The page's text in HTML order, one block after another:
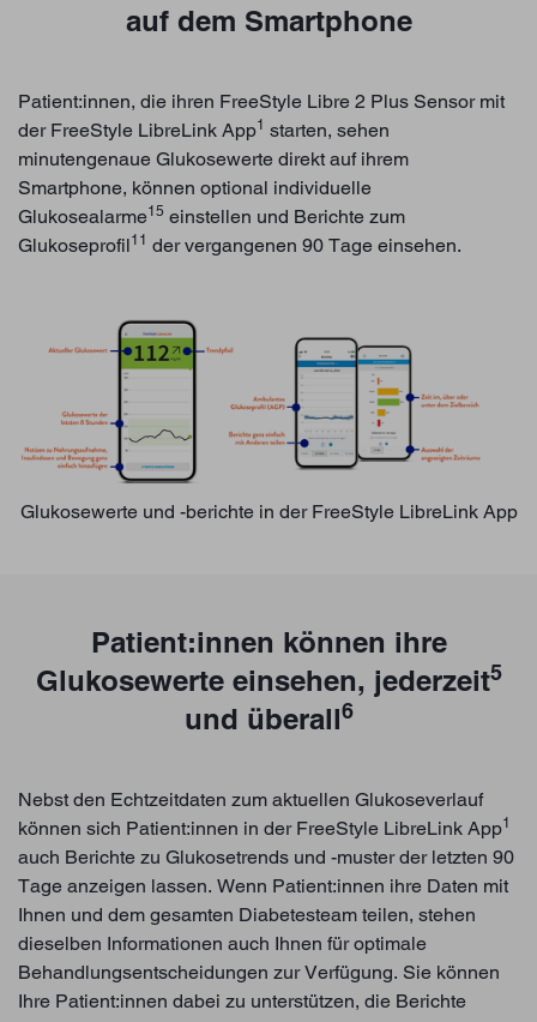
auf dem Smartphone
Patient:innen, die ihren FreeStyle Libre 2 Plus Sensor mit
der FreeStyle LibreLink App1 starten, sehen
minutengenaue Glukosewerte direkt auf ihrem
Smartphone, können optional individuelle
Glukosealarme15 einstellen und Berichte zum
Glukoseprofil11 der vergangenen 90 Tage einsehen.
Glukosewerte und -berichte in der FreeStyle LibreLink App
Patient:innen können ihre
Glukosewerte einsehen, jederzeit5
und überall6
Nebst den Echtzeitdaten zum aktuellen Glukoseverlauf
können sich Patient:innen in der FreeStyle LibreLink App1
auch Berichte zu Glukosetrends und -muster der letzten 90
Tage anzeigen lassen. Wenn Patient:innen ihre Daten mit
Ihnen und dem gesamten Diabetesteam teilen, stehen
dieselben Informationen auch Ihnen für optimale
Behandlungsentscheidungen zur Verfügung. Sie können
Ihre Patient:innen dabei zu unterstützen, die Berichte